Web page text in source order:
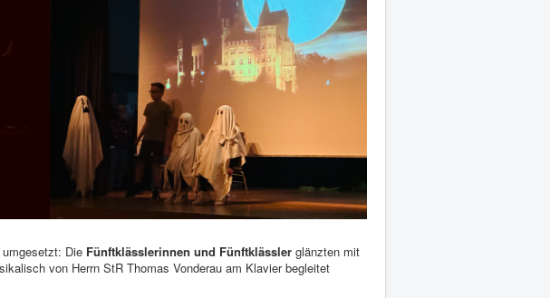
Die Fünftklässlerinnen und Fünftklässler glänzten mit
von Herrn StR Thomas Vonderau am Klavier begleitet